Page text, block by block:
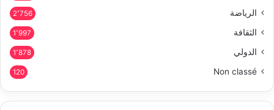
الرياضة 2٬756
الثقافة 1٬997
الدولي 1٬878
Non classé
120